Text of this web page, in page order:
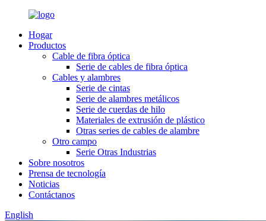
Hogar
Productos
Cable de fibra óptica
Serie de cables de fibra óptica
Cables y alambres
Serie de cintas
Serie de alambres metálicos
Serie de cuerdas de hilo
Materiales de extrusión de plástico
Otras series de cables de alambre
Otro campo
Serie Otras Industrias
Sobre nosotros
Prensa de tecnología
Noticias
Contáctanos
English